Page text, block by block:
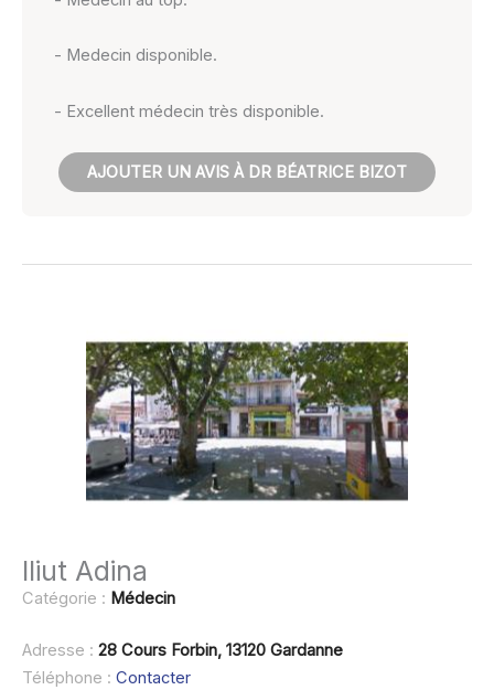
- Medecin disponible.
- Excellent médecin très disponible.
AJOUTER UN AVIS À DR BÉATRICE BIZOT
Iliut Adina
Catégorie : Médecin
Adresse : 28 Cours Forbin, 13120 Gardanne
Téléphone : Contacter